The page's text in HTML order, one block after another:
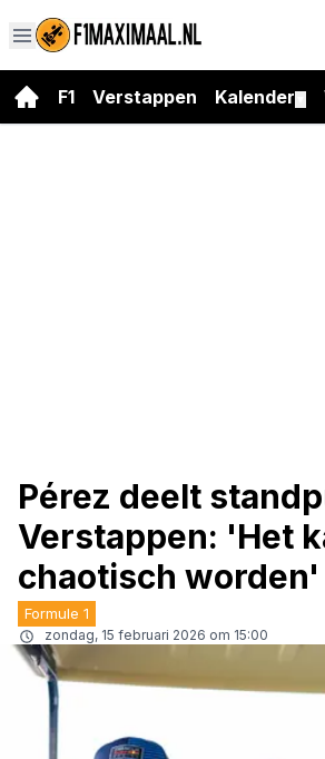
F1 Verstappen Kalender
Pérez deelt
Verstappen: 'Het
chaotisch worden'
Formule 1
zondag, 15 februari 2026 om 15:00